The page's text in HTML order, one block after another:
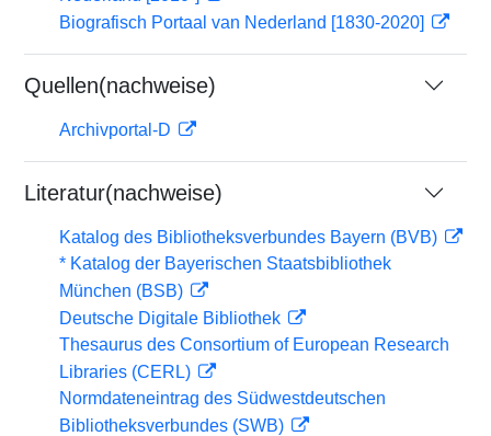
Biografisch Portaal van Nederland [1830-2020]
Quellen(nachweise)
Archivportal-D
Literatur(nachweise)
Katalog des Bibliotheksverbundes Bayern (BVB)
* Katalog der Bayerischen Staatsbibliothek
München (BSB)
Deutsche Digitale Bibliothek
Thesaurus des Consortium of European Research
Libraries (CERL)
Normdateneintrag des Südwestdeutschen
Bibliotheksverbundes (SWB)